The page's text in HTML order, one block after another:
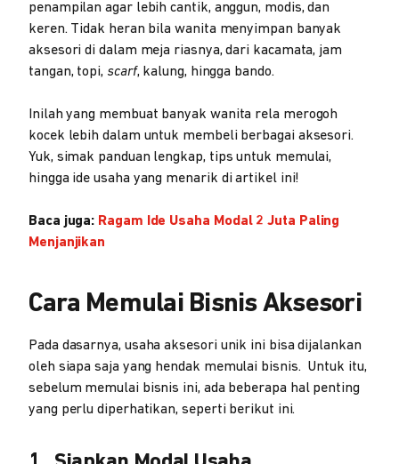
penampilan agar lebih cantik, anggun, modis, dan
keren. Tidak heran bila wanita menyimpan banyak
aksesori di dalam meja riasnya, dari kacamata, jam
tangan, topi, scarf, kalung, hingga bando.
Inilah yang membuat banyak wanita rela merogoh
kocek lebih dalam untuk membeli berbagai aksesori.
Yuk, simak panduan lengkap, tips untuk memulai,
hingga ide usaha yang menarik di artikel ini!
Baca juga: Ragam Ide Usaha Modal 2 Juta Paling
Menjanjikan
Cara Memulai Bisnis Aksesori
Pada dasarnya, usaha aksesori unik ini bisa dijalankan
oleh siapa saja yang hendak memulai bisnis. Untuk itu,
sebelum memulai bisnis ini, ada beberapa hal penting
yang perlu diperhatikan, seperti berikut ini.